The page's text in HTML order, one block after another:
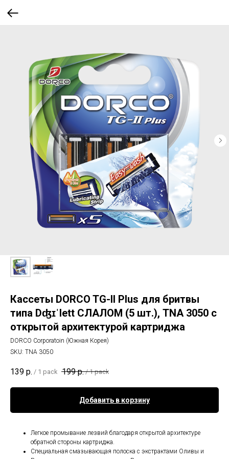
Кассеты DORCO TG-II Plus для бритвы
типа Dʤɪˈlett СЛАЛОМ (5 шт.), TNA 3050 с
открытой архитектурой картриджа
DORCO Corporatoin (Южная Корея)
SKU: TNA 3050
139 р. / 1 pack 199 р. / 1 pack
Добавить в корзину
Легкое промывание лезвий благодаря открытой архитектуре
обратной стороны картриджа.
Специальная смазывающая полоска с экстрактами Оливы и